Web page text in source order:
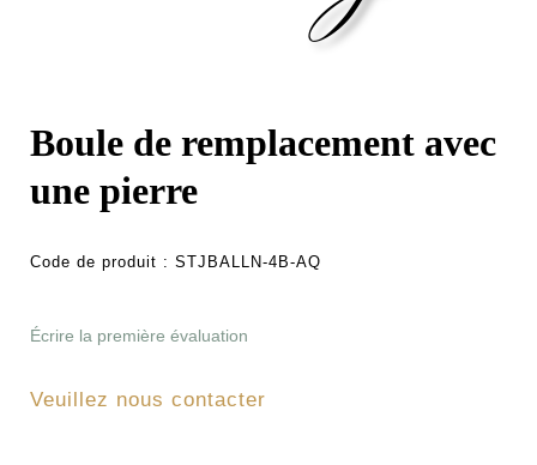
Boule de remplacement avec
une pierre
Code de produit : STJBALLN-4B-AQ
Écrire la première évaluation
Veuillez nous contacter